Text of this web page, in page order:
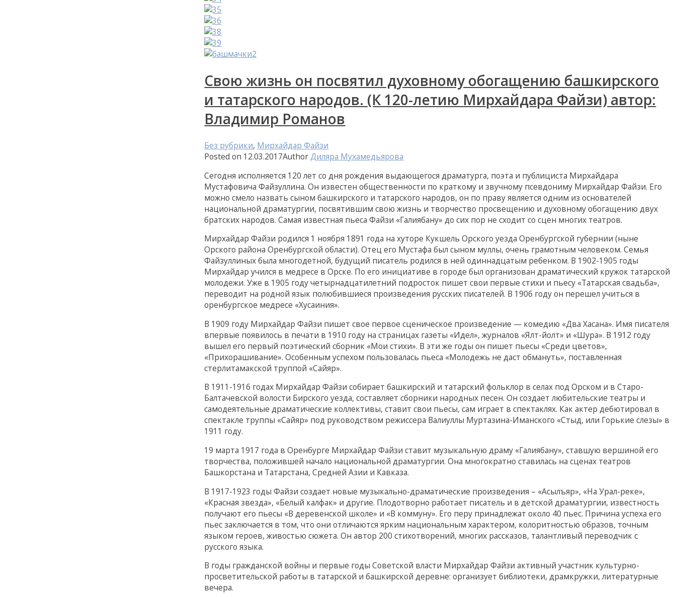
Свою жизнь он посвятил духовному обогащению башкирского
и татарского народов. (К 120-летию Мирхайдара Файзи) автор:
Владимир Романов
Без рубрики, Мирхайдар Файзи
Posted on 12.03.2017AuthorДиляра Мухамедьярова
Сегодня исполняется 120 лет со дня рождения выдающегося драматурга, поэта и публициста Мирхайдара
Мустафовича Файзуллина. Он известен общественности по краткому и звучному псевдониму Мирхайдар Файзи. Его
можно смело назвать сыном башкирского и татарского народов, он по праву является одним из основателей
национальной драматургии, посвятившим свою жизнь и творчество просвещению и духовному обогащению двух
братских народов. Самая известная пьеса Файзи «Галиябану» до сих пор не сходит со сцен многих театров.
Мирхайдар Файзи родился 1 ноября 1891 года на хуторе Кукшель Орского уезда Оренбургской губернии (ныне
Орского района Оренбургской области). Отец его Мустафа был сыном муллы, очень грамотным человеком. Семья
Файзуллиных была многодетной, будущий писатель родился в ней одиннадцатым ребенком. В 1902-1905 годы
Мирхайдар учился в медресе в Орске. По его инициативе в городе был организован драматический кружок татарской
молодежи. Уже в 1905 году четырнадцатилетний подросток пишет свои первые стихи и пьесу «Татарская свадьба»,
переводит на родной язык полюбившиеся произведения русских писателей. В 1906 году он перешел учиться в
оренбургское медресе «Хусаиния».
В 1909 году Мирхайдар Файзи пишет свое первое сценическое произведение — комедию «Два Хасана». Имя писателя
впервые появилось в печати в 1910 году на страницах газеты «Идел», журналов «Ялт-йолт» и «Шура». В 1912 году
вышел его первый поэтический сборник «Мои стихи». В эти же годы он пишет пьесы «Среди цветов»,
«Прихорашивание». Особенным успехом пользовалась пьеса «Молодежь не даст обмануть», поставленная
стерлитамакской труппой «Сайяр».
В 1911-1916 годах Мирхайдар Файзи собирает башкирский и татарский фольклор в селах под Орском и в Старо-
Балтачевской волости Бирского уезда, составляет сборники народных песен. Он создает любительские театры и
самодеятельные драматические коллективы, ставит свои пьесы, сам играет в спектаклях. Как актер дебютировал в
спектакле труппы «Сайяр» под руководством режиссера Валиуллы Муртазина-Иманского «Стыд, или Горькие слезы» в
1911 году.
19 марта 1917 года в Оренбурге Мирхайдар Файзи ставит музыкальную драму «Галиябану», ставшую вершиной его
творчества, положившей начало национальной драматургии. Она многократно ставилась на сценах театров
Башкорстана и Татарстана, Средней Азии и Кавказа.
В 1917-1923 годы Файзи создает новые музыкально-драматические произведения – «Асылъяр», «На Урал-реке»,
«Красная звезда», «Белый калфак» и другие. Плодотворно работает писатель и в детской драматургии, известность
получают его пьесы «В деревенской школе» и «В коммуну». Его перу принадлежат около 40 пьес. Причина успеха его
пьес заключается в том, что они отличаются ярким национальным характером, колоритностью образов, точным
языком героев, живостью сюжета. Он автор 200 стихотворений, многих рассказов, талантливый переводчик с
русского языка.
В годы гражданской войны и первые годы Советской власти Мирхайдар Файзи активный участник культурно-
просветительской работы в татарской и башкирской деревне: организует библиотеки, драмкружки, литературные
вечера.